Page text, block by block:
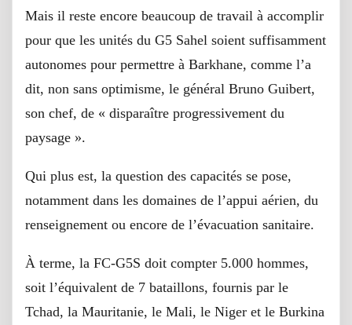
Mais il reste encore beaucoup de travail à accomplir
pour que les unités du G5 Sahel soient suffisamment
autonomes pour permettre à Barkhane, comme l’a
dit, non sans optimisme, le général Bruno Guibert,
son chef, de « disparaître progressivement du
paysage ».
Qui plus est, la question des capacités se pose,
notamment dans les domaines de l’appui aérien, du
renseignement ou encore de l’évacuation sanitaire.
À terme, la FC-G5S doit compter 5.000 hommes,
soit l’équivalent de 7 bataillons, fournis par le
Tchad, la Mauritanie, le Mali, le Niger et le Burkina